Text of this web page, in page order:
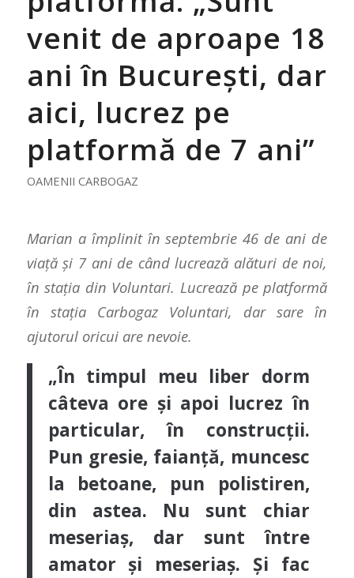
venit de aproape 18
ani în București, dar
aici, lucrez pe
platformă de 7 ani”
OAMENII CARBOGAZ
Marian a împlinit în septembrie 46 de ani de
viață și 7 ani de când lucrează alături de noi,
în stația din Voluntari. Lucrează pe platformă
în stația Carbogaz Voluntari, dar sare în
ajutorul oricui are nevoie.
„În timpul meu liber dorm
câteva ore și apoi lucrez în
particular, în construcții.
Pun gresie, faianță, muncesc
la betoane, pun polistiren,
din astea. Nu sunt chiar
meseriaș, dar sunt între
amator și meseriaș. Și fac